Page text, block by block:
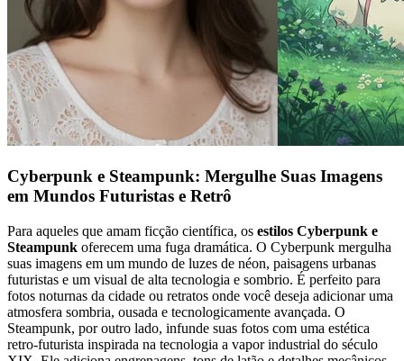
Cyberpunk e Steampunk: Mergulhe Suas Imagens
em Mundos Futuristas e Retrô
Para aqueles que amam ficção científica, os estilos Cyberpunk e
Steampunk oferecem uma fuga dramática. O Cyberpunk mergulha
suas imagens em um mundo de luzes de néon, paisagens urbanas
futuristas e um visual de alta tecnologia e sombrio. É perfeito para
fotos noturnas da cidade ou retratos onde você deseja adicionar uma
atmosfera sombria, ousada e tecnologicamente avançada. O
Steampunk, por outro lado, infunde suas fotos com uma estética
retro-futurista inspirada na tecnologia a vapor industrial do século